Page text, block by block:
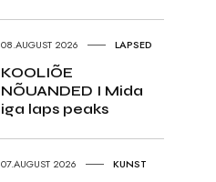
08.AUGUST 2026 LAPSED
KOOLIÕE
NÕUANDED I Mida
iga laps peaks
07.AUGUST 2026 KUNST